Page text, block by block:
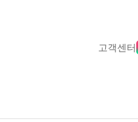
고객센터